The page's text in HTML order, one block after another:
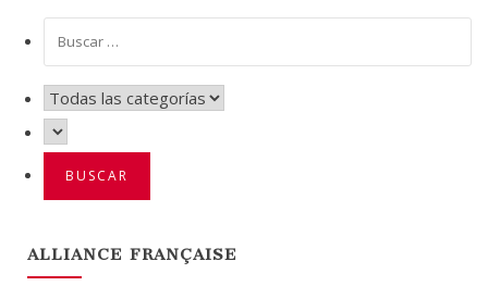
ALLIANCE FRANÇAISE